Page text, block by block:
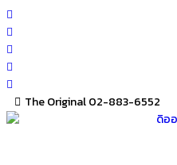
Skip
to
content
The Original 02-883-6552